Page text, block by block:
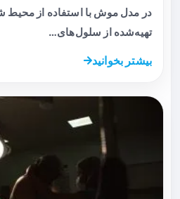
تهیه‌شده از سلول‌های…
بیشتر بخوانید